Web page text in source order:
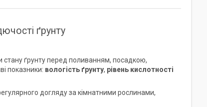
ґрунту
ґрунту перед поливанням, посадкою,
показники: вологість ґрунту, рівень кислотності
догляду за кімнатними рослинами,